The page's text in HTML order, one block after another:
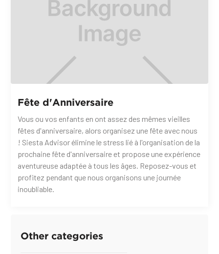
Fête d'Anniversaire
Vous ou vos enfants en ont assez des mêmes vieilles
fêtes d'anniversaire, alors organisez une fête avec nous
! Siesta Advisor élimine le stress lié à l'organisation de la
prochaine fête d'anniversaire et propose une expérience
aventureuse adaptée à tous les âges. Reposez-vous et
profitez pendant que nous organisons une journée
inoubliable.
Other categories